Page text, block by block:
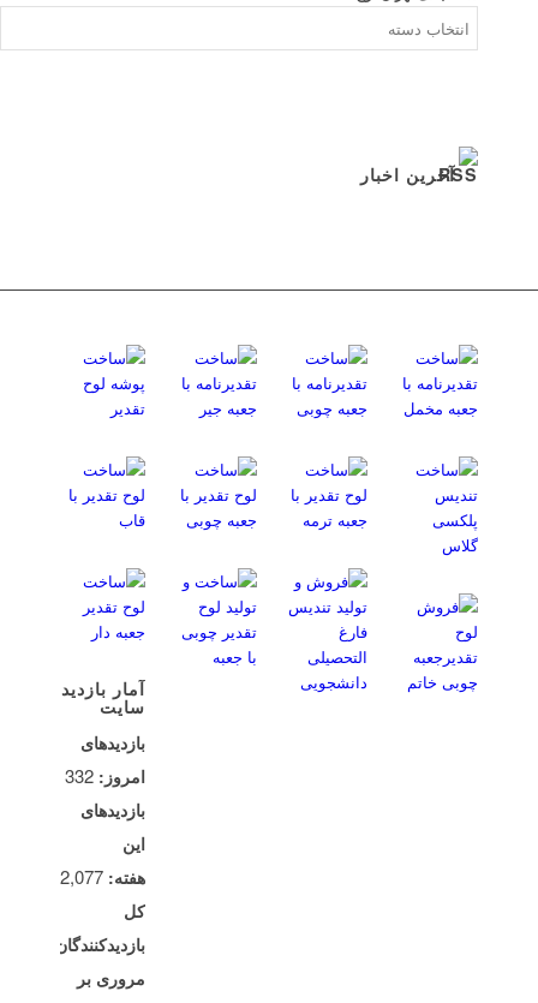
آخرین اخبار
آمار بازدید
سایت
بازدیدهای
امروز: 332
بازدیدهای
این
هفته: 2,077
کل
بازدیدکنند‌گان:
مروری بر